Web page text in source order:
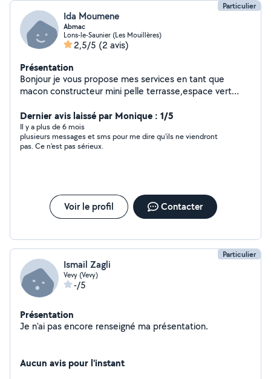
Particulier
Ida Moumene
Abmac
Lons-le-Saunier (Les Mouillères)
2,5/5 (2 avis)
Présentation
Bonjour je vous propose mes services en tant que
macon constructeur mini pelle terrasse,espace vert
rapide et trés expérimenté .
Dernier avis laissé par Monique : 1/5
Il y a plus de 6 mois
plusieurs messages et sms pour me dire qu'ils ne viendront
pas. Ce n'est pas sérieux.
Voir le profil Contacter
Particulier
Ismail Zagli
Vevy (Vevy)
-/5
Présentation
Je n'ai pas encore renseigné ma présentation.
Aucun avis pour l'instant